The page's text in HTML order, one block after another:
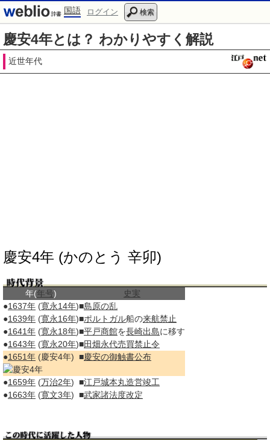
国語 ログイン 検索
慶安4年とは？ わかりやすく解説
近世年代
慶安4年 (かのとう 辛卯)
年(年号)
史実
●1637年 (寛永14年)■島原の乱
●1639年 (寛永16年)■ポルトガル船の来航禁止
●1641年 (寛永18年)■平戸商館を長崎出島に移す
●1643年 (寛永20年)■田畑永代売買禁止令
●1651年 (慶安4年) ■慶安の御触書公布
●1659年 (万治2年) ■江戸城本丸造営竣工
●1663年 (寛文3年) ■武家諸法度改定